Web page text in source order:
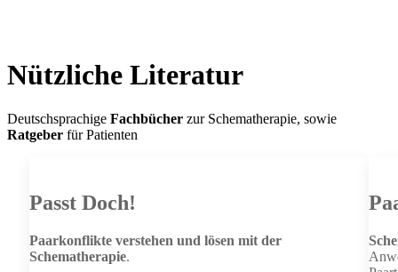
Nützliche Literatur
Deutschsprachige Fachbücher zur Schematherapie, sowie
Ratgeber für Patienten
Passt Doch!
Paarkonflikte verstehen und lösen mit der
Schematherapie.